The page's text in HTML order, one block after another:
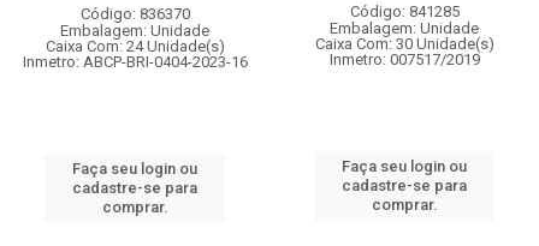
Código: 836370
Embalagem: Unidade
Caixa Com: 24 Unidade(s)
Inmetro: ABCP-BRI-0404-2023-16
Faça seu login ou
cadastre-se para
comprar.
Código: 841285
Embalagem: Unidade
Caixa Com: 30 Unidade(s)
Inmetro: 007517/2019
Faça seu login ou
cadastre-se para
comprar.